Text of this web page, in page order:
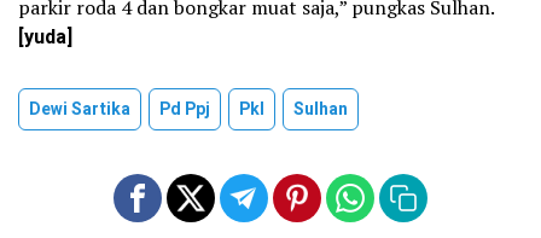
parkir roda 4 dan bongkar muat saja,” pungkas Sulhan.
[yuda]
Dewi Sartika Pd Ppj Pkl Sulhan